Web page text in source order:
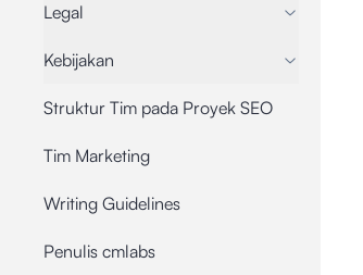
Legal
Kebijakan
Struktur Tim pada Proyek SEO
Tim Marketing
Writing Guidelines
Penulis cmlabs